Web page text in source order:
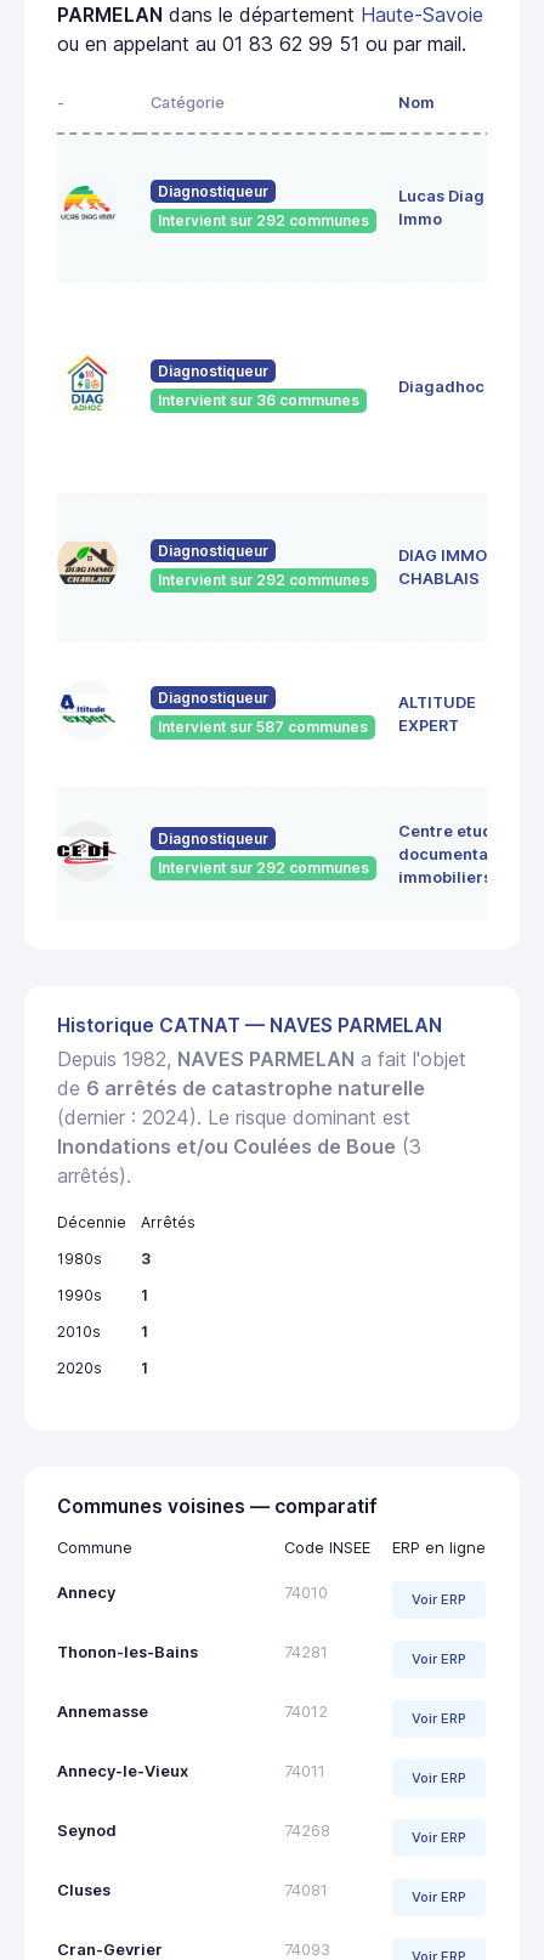
PARMELAN dans le département Haute-Savoie
ou en appelant au 01 83 62 99 51 ou par mail.
- Catégorie Nom
Diagnostiqueur
Intervient sur 292 communes
Lucas Diag
Immo
Diagnostiqueur
Intervient sur 36 communes
Diagadhoc
Diagnostiqueur
Intervient sur 292 communes
DIAG IMMO
CHABLAIS
Diagnostiqueur
Intervient sur 587 communes
ALTITUDE
EXPERT
Diagnostiqueur
Intervient sur 292 communes
Centre etudes
documentation
immobiliers
Historique CATNAT — NAVES PARMELAN
Depuis 1982, NAVES PARMELAN a fait l'objet
de 6 arrêtés de catastrophe naturelle
(dernier : 2024). Le risque dominant est
Inondations et/ou Coulées de Boue (3
arrêtés).
Décennie
Arrêtés
1980s
3
1990s
1
2010s
1
2020s
1
Communes voisines — comparatif
Commune Code INSEE ERP en ligne
Annecy 74010 Voir ERP
Thonon-les-Bains 74281 Voir ERP
Annemasse 74012 Voir ERP
Annecy-le-Vieux 74011 Voir ERP
Seynod 74268 Voir ERP
Cluses 74081 Voir ERP
Cran-Gevrier 74093 Voir ERP